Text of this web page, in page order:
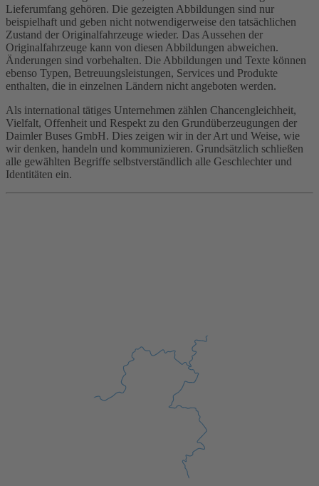
Lieferumfang gehören. Die gezeigten Abbildungen sind nur
beispielhaft und geben nicht notwendigerweise den tatsächlichen
Zustand der Originalfahrzeuge wieder. Das Aussehen der
Originalfahrzeuge kann von diesen Abbildungen abweichen.
Änderungen sind vorbehalten. Die Abbildungen und Texte können
ebenso Typen, Betreuungsleistungen, Services und Produkte
enthalten, die in einzelnen Ländern nicht angeboten werden.
Als international tätiges Unternehmen zählen Chancengleichheit,
Vielfalt, Offenheit und Respekt zu den Grundüberzeugungen der
Daimler Buses GmbH. Dies zeigen wir in der Art und Weise, wie
wir denken, handeln und kommunizieren. Grundsätzlich schließen
alle gewählten Begriffe selbstverständlich alle Geschlechter und
Identitäten ein.